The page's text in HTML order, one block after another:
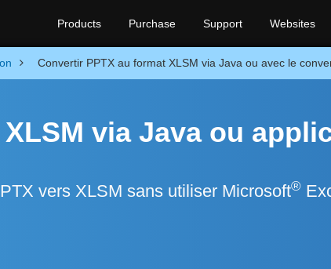
Products Purchase Support Websites
Convertir PPTX au format XLSM via Java ou avec le
via Java ou
vers XLSM sans utiliser Microsoft®